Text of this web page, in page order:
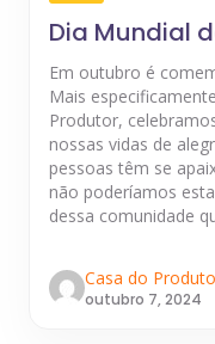
Dia Mundial
Em outubro é
Mais
Produtor,
nossas vidas de
pessoas têm se
não poderíamos
dessa comunidade
Casa do
outubro 7, 2024